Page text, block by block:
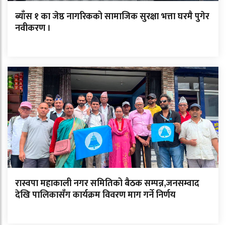
ब्याँस १ का जेष्ठ नागरिकको सामाजिक सुरक्षा भत्ता घरमै पुगेर
नवीकरण ।
रास्वपा महाकाली नगर समितिको बैठक सम्पन्न,जनसम्वाद
देखि पालिकासँग कार्यक्रम विवरण माग गर्ने निर्णय